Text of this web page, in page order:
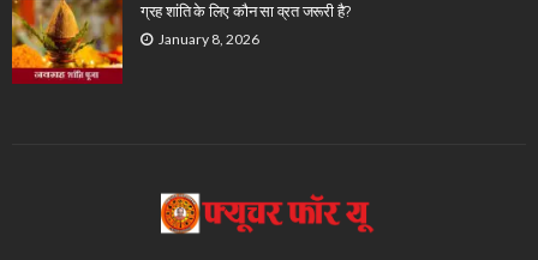
ग्रह शांति के लिए कौन सा व्रत जरूरी है?
January 8, 2026